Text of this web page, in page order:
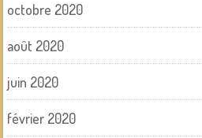
octobre 2020
août 2020
juin 2020
février 2020